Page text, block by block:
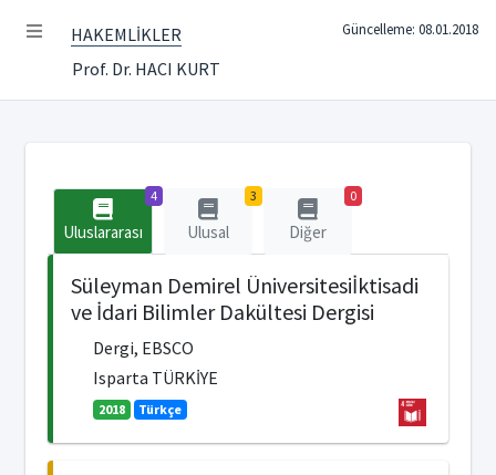
HAKEMLİKLER
Prof. Dr. HACI KURT
Güncelleme: 08.01.2018
4
Uluslararası
3
Ulusal
0
Diğer
Süleyman Demirel Üniversitesiİktisadi
ve İdari Bilimler Dakültesi Dergisi
Dergi, EBSCO
Isparta TÜRKİYE
2018 Türkçe